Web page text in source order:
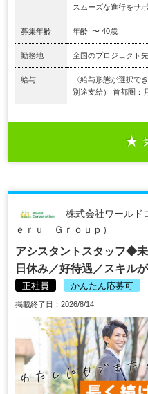
スムーズな進行をサ
募集年齢 年齢: 〜 40歳
勤務地 全国のプロジェクト先
給与
〈給与形態が選択で
別途支給） 首都圏：
株式会社ワールド
ｅｒｕ Ｇｒｏｕｐ）
アシスタントスタッフ◆
日休み／好待遇／スキル
正社員 かんたん応募可
掲載終了日：2026/8/14